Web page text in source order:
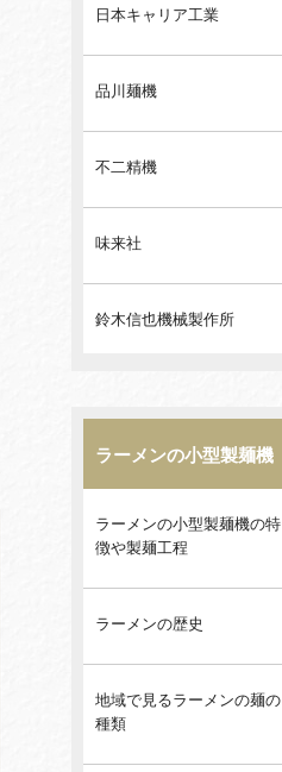
日本キャリア工業
品川麺機
不二精機
味来社
鈴木信也機械製作所
ラーメンの小型製麺機
ラーメンの小型製麺機の特
徴や製麺工程
ラーメンの歴史
地域で見るラーメンの麺の
種類